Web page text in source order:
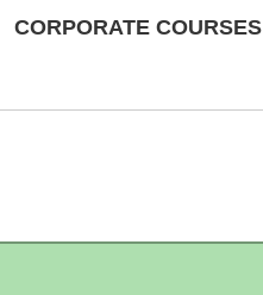
CORPORATE COURSES